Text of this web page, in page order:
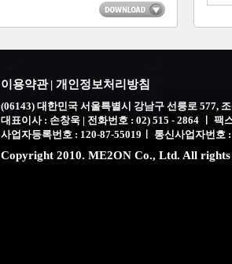
이용약관 | 개인정보처리방침
(06143) 대한민국 서울특별시 강남구 선릉로 577,
대표이사 : 손창욱 | 전화번호 : 02) 515 - 2864 ㅣ 팩
사업자등록번호 : 120-87-55019ㅣ 통신사업자번호
Copyright 2010. ME2ON Co., Ltd. All rights